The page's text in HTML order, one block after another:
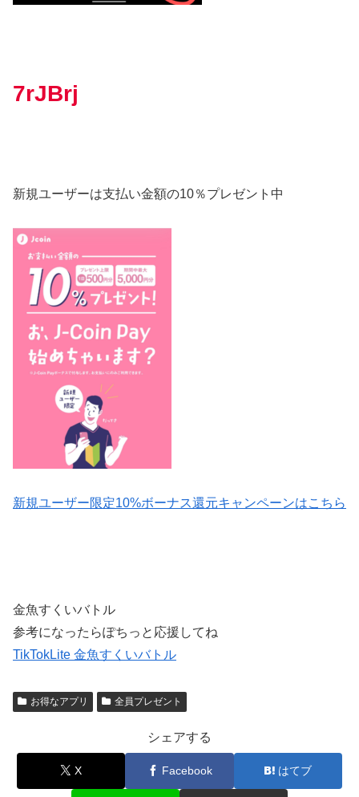
7rJBrj
新規ユーザーは支払い金額の10％プレゼント中
新規ユーザー限定10%ボーナス還元キャンペーンはこちら
金魚すくいバトル
参考になったらぽちっと応援してね
TikTokLite 金魚すくいバトル
お得なアプリ 全員プレゼント
シェアする
X Facebook はてブ